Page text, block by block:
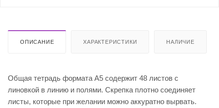
ОПИСАНИЕ ХАРАКТЕРИСТИКИ НАЛИЧИЕ
Общая тетрадь формата А5 содержит 48 листов с
линовкой в линию и полями. Скрепка плотно соединяет
листы, которые при желании можно аккуратно вырвать.